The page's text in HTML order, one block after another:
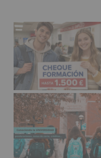
adicional:
Puede
consultar
apartado
Aquí
Protegemos
tus
Datos
de
nuestra
página
web:
www.alcobendas.org